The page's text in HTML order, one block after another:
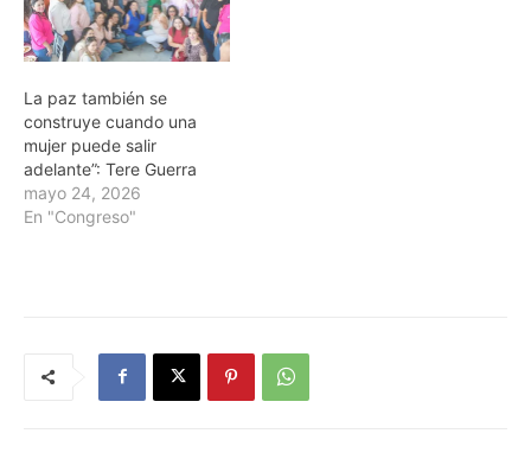
La paz también se
construye cuando una
mujer puede salir
adelante”: Tere Guerra
mayo 24, 2026
En "Congreso"